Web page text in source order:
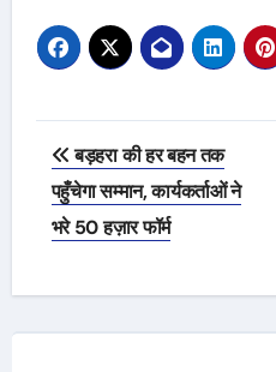
Post
navigation
बड़हरा की हर बहन तक
पहुँचेगा सम्मान, कार्यकर्ताओं ने
भरे 50 हज़ार फॉर्म